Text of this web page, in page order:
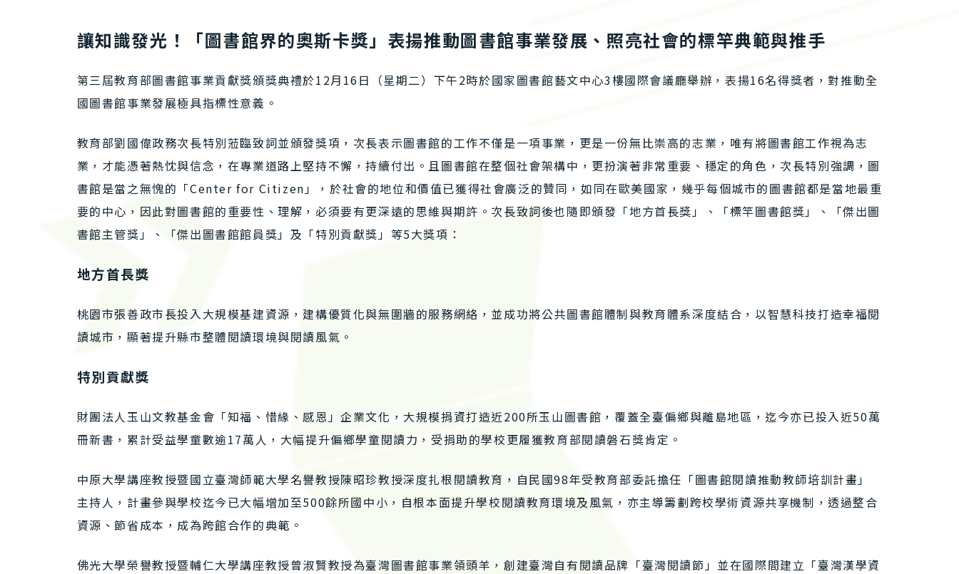
讓知識發光！「圖書館界的奧斯卡獎」表揚推動圖書館事業發展、照亮社會的標竿典範與推手
第三屆教育部圖書館事業貢獻獎頒獎典禮於12月16日（星期二）下午2時於國家圖書館藝文中心3樓國際會議廳舉辦，表揚16名得獎者，對推動全
國圖書館事業發展極具指標性意義。
教育部劉國偉政務次長特別蒞臨致詞並頒發獎項，次長表示圖書館的工作不僅是一項事業，更是一份無比崇高的志業，唯有將圖書館工作視為志
業，才能憑著熱忱與信念，在專業道路上堅持不懈，持續付出。且圖書館在整個社會架構中，更扮演著非常重要、穩定的角色，次長特別強調，圖
書館是當之無愧的「Center for Citizen」，於社會的地位和價值已獲得社會廣泛的贊同，如同在歐美國家，幾乎每個城市的圖書館都是當地最重
要的中心，因此對圖書館的重要性、理解，必須要有更深遠的思維與期許。次長致詞後也隨即頒發「地方首長獎」、「標竿圖書館獎」、「傑出圖
書館主管獎」、「傑出圖書館館員獎」及「特別貢獻獎」等5大獎項：
地方首長獎
桃園市張善政市長投入大規模基建資源，建構優質化與無圍牆的服務網絡，並成功將公共圖書館體制與教育體系深度結合，以智慧科技打造幸福閱
讀城市，顯著提升縣市整體閱讀環境與閱讀風氣。
特別貢獻獎
財團法人玉山文教基金會「知福、惜緣、感恩」企業文化，大規模捐資打造近200所玉山圖書館，覆蓋全臺偏鄉與離島地區，迄今亦已投入近50萬
冊新書，累計受益學童數逾17萬人，大幅提升偏鄉學童閱讀力，受捐助的學校更履獲教育部閱讀磐石獎肯定。
中原大學講座教授暨國立臺灣師範大學名譽教授陳昭珍教授深度扎根閱讀教育，自民國98年受教育部委託擔任「圖書館閱讀推動教師培訓計畫」
主持人，計畫參與學校迄今已大幅增加至500餘所國中小，自根本面提升學校閱讀教育環境及風氣，亦主導籌劃跨校學術資源共享機制，透過整合
資源、節省成本，成為跨館合作的典範。
佛光大學榮譽教授暨輔仁大學講座教授曾淑賢教授為臺灣圖書館事業領頭羊，創建臺灣自有閱讀品牌「臺灣閱讀節」並在國際間建立「臺灣漢學資